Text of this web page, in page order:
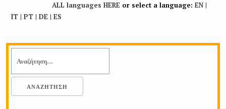
ALL languages HEREor select a language: EN|
IT | PT | DE | ES